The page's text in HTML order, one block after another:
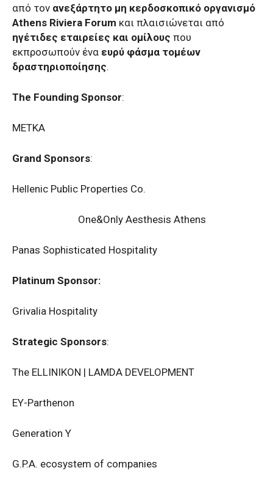
από τον ανεξάρτητο μη κερδοσκοπικό οργανισμό
Athens Riviera Forum και πλαισιώνεται από
ηγέτιδες εταιρείες και ομίλους που
εκπροσωπούν ένα ευρύ φάσμα τομέων
δραστηριοποίησης.
The Founding Sponsor:
METKA
Grand Sponsors:
Hellenic Public Properties Co.
One&Only Aesthesis Athens
Panas Sophisticated Hospitality
Platinum Sponsor:
Grivalia Hospitality
Strategic Sponsors:
The ELLINIKON | LAMDA DEVELOPMENT
EY-Parthenon
Generation Y
G.P.A. ecosystem of companies